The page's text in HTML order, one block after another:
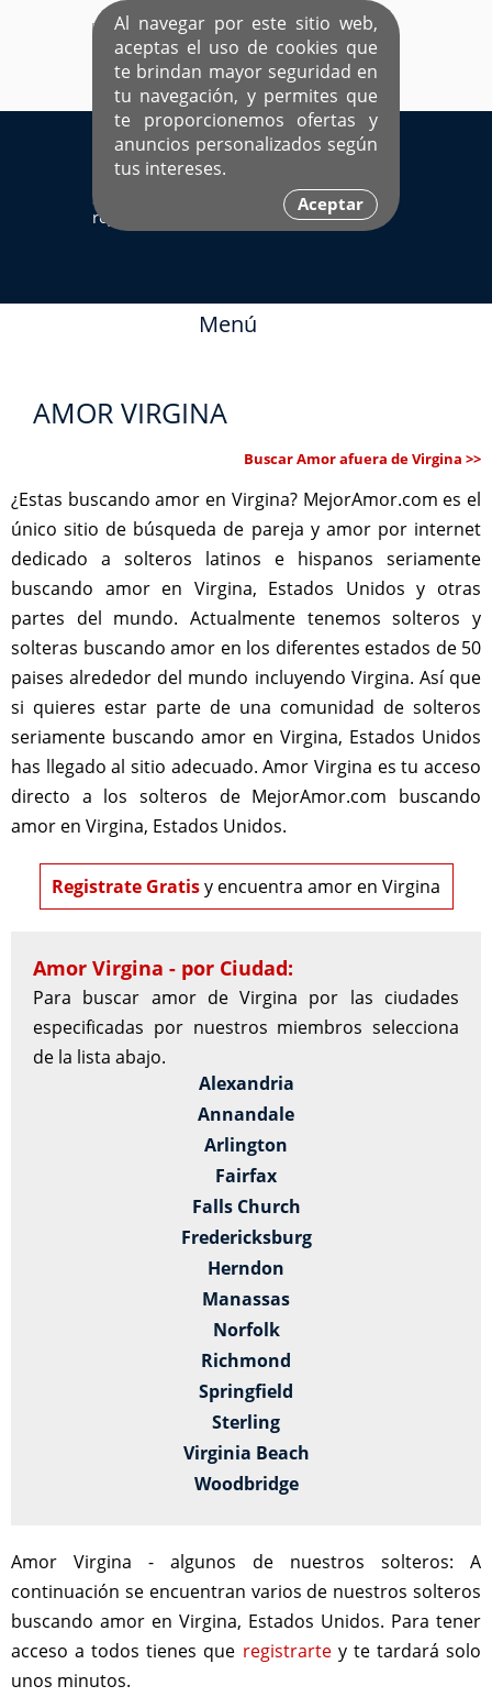
Al navegar por este sitio web,
aceptas el uso de cookies que
te brindan mayor seguridad en
tu navegación, y permites que
te proporcionemos ofertas y
anuncios personalizados según
tus intereses.
Aceptar
EL ÚNICO SITIO DEDICADO A SOLTEROS
HISPANOS COMO TÚ
Ingresa aquí
Sí ya estás
registrado
Menú
AMOR VIRGINA
Buscar Amor afuera de Virgina >>
¿Estas buscando amor en Virgina? MejorAmor.com es el
único sitio de búsqueda de pareja y amor por internet
dedicado a solteros latinos e hispanos seriamente
buscando amor en Virgina, Estados Unidos y otras
partes del mundo. Actualmente tenemos solteros y
solteras buscando amor en los diferentes estados de 50
paises alrededor del mundo incluyendo Virgina. Así que
si quieres estar parte de una comunidad de solteros
seriamente buscando amor en Virgina, Estados Unidos
has llegado al sitio adecuado. Amor Virgina es tu acceso
directo a los solteros de MejorAmor.com buscando
amor en Virgina, Estados Unidos.
Registrate Gratisy encuentra amor en Virgina
Amor Virgina - por Ciudad:
Para buscar amor de Virgina por las ciudades
especificadas por nuestros miembros selecciona
de la lista abajo.
Alexandria
Annandale
Arlington
Fairfax
Falls Church
Fredericksburg
Herndon
Manassas
Norfolk
Richmond
Springfield
Sterling
Virginia Beach
Woodbridge
Amor Virgina - algunos de nuestros solteros: A
continuación se encuentran varios de nuestros solteros
buscando amor en Virgina, Estados Unidos. Para tener
acceso a todos tienes que registrartey te tardará solo
unos minutos.